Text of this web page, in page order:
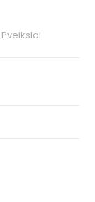
Pveikslai